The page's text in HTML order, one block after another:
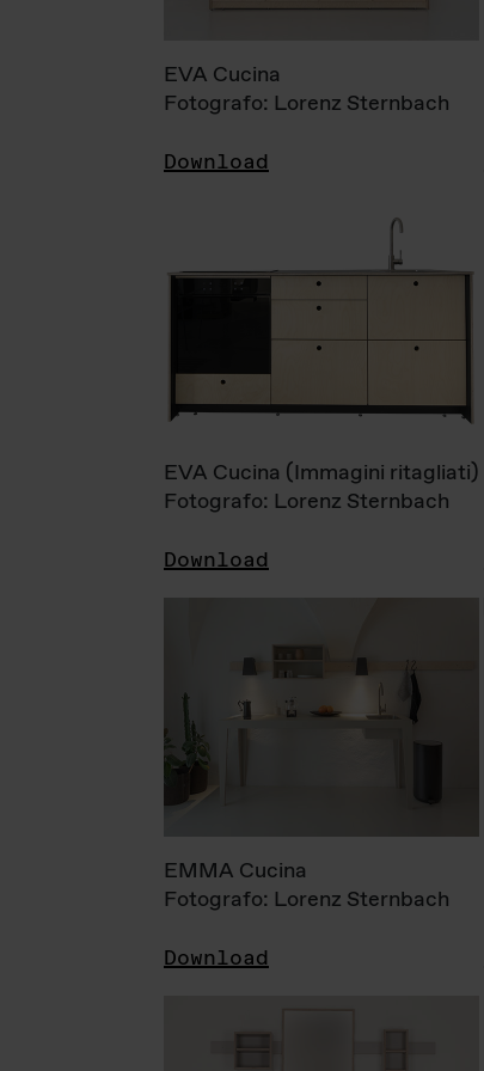
EVA Cucina
Fotografo: Lorenz Sternbach
Download
EVA Cucina (Immagini ritagliati)
Fotografo: Lorenz Sternbach
Download
EMMA Cucina
Fotografo: Lorenz Sternbach
Download